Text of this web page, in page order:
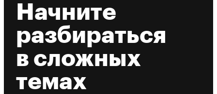
Начните
разбираться
в сложных
темах